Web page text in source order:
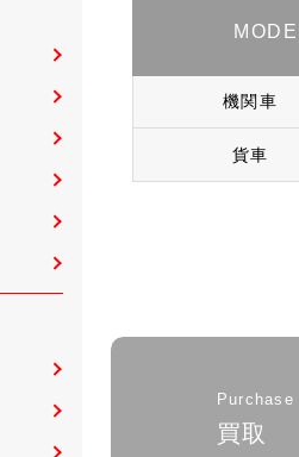
機関車
貨車
Purchase
買取